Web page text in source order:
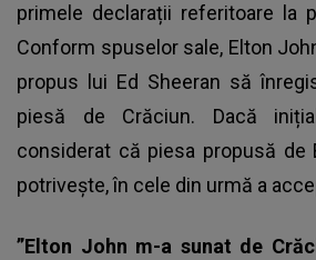
primele declarații referitoare la
Conform spuselor sale, Elton
propus lui Ed Sheeran să
piesă de Crăciun. Dacă
considerat că piesa propusă de
potrivește, în cele din urmă a
”Elton John m-a sunat de